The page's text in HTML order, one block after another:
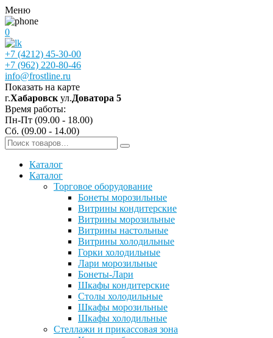
Меню
0
+7 (4212) 45-30-00
+7 (962) 220-80-46
info@frostline.ru
Показать на карте
г.Хабаровск ул.Доватора 5
Время работы:
Пн-Пт (09.00 - 18.00)
Сб. (09.00 - 14.00)
Каталог
Каталог
Торговое оборудование
Бонеты морозильные
Витрины кондитерские
Витрины морозильные
Витрины настольные
Витрины холодильные
Горки холодильные
Лари морозильные
Бонеты-Лари
Шкафы кондитерские
Столы холодильные
Шкафы морозильные
Шкафы холодильные
Стеллажи и прикассовая зона